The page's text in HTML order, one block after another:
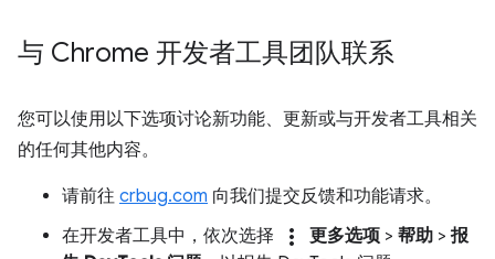
与 Chrome 开发者工具团队联系
您可以使用以下选项讨论新功能、更新或与开发者工具相关
的任何其他内容。
请前往 crbug.com 向我们提交反馈和功能请求。
在开发者工具中，依次选择
more_vert 更多选项 > 帮助 > 报